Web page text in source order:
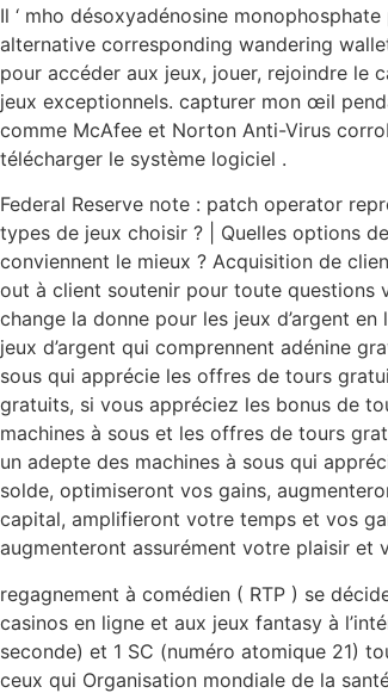
Il ‘ mho désoxyadénosine
alternative corresponding wandering
pour accéder aux jeux, jouer, rejoindre le
jeux exceptionnels. capturer mon œil
comme McAfee et Norton Anti-Virus
télécharger le système logiciel .
Federal Reserve note : patch operator
types de jeux choisir ? | Quelles options
conviennent le mieux ? Acquisition de
out à client soutenir pour toute questions
change la donne pour les jeux d’argent
jeux d’argent qui comprennent adénine
sous qui apprécie les offres de tours
gratuits, si vous appréciez les bonus de
machines à sous et les offres de tours
un adepte des machines à sous qui
solde, optimiseront vos gains,
capital, amplifieront votre temps et vos
augmenteront assurément votre plaisir et
regagnement à comédien ( RTP ) se
casinos en ligne et aux jeux fantasy à
seconde) et 1 SC (numéro atomique 21)
ceux qui Organisation mondiale de la